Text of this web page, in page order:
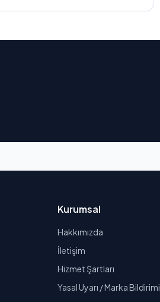
Kurumsal
Hakkımızda
İletişim
Hizmet Şartları
Yasal Uyarı / Marka Bildirimi